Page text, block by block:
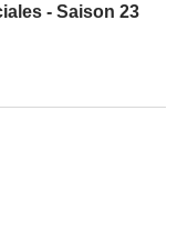
- Saison 23